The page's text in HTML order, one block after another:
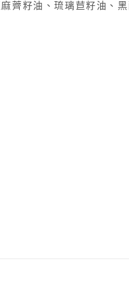
薺籽油、琉璃苣籽油、